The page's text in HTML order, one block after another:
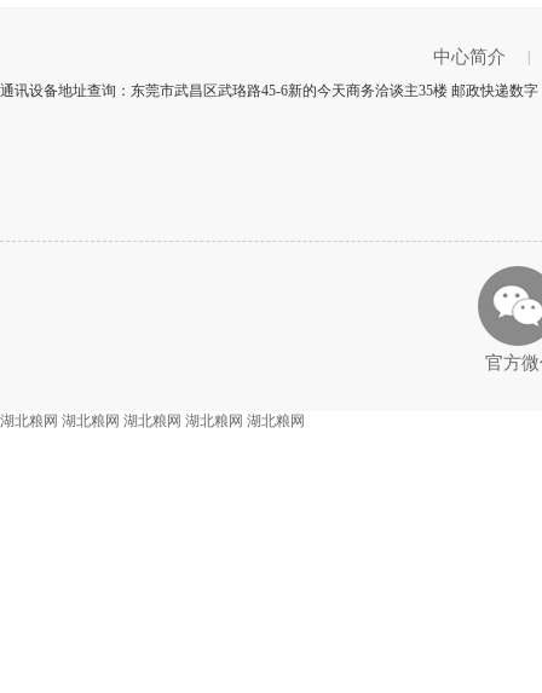
中心简介
通讯设备地址查询：东莞市武昌区武珞路45-6新的今天商务洽谈主35楼 邮政快递数
官方
湖北粮网 湖北粮网 湖北粮网 湖北粮网 湖北粮网